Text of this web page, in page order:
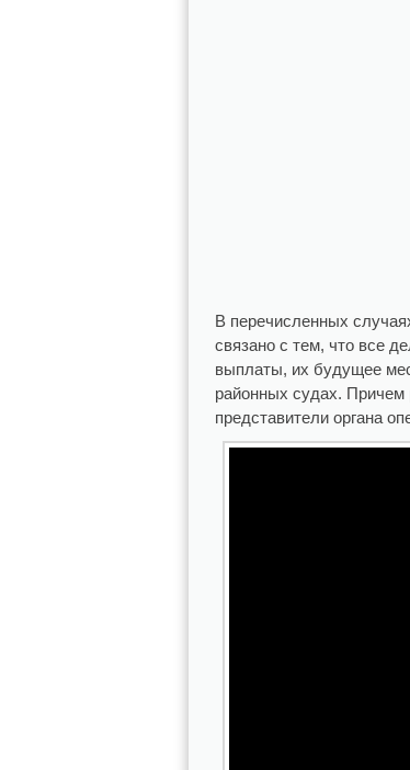
В перечисленных
связано с тем, что все
выплаты, их будущее
районных судах. Причем
представители органа